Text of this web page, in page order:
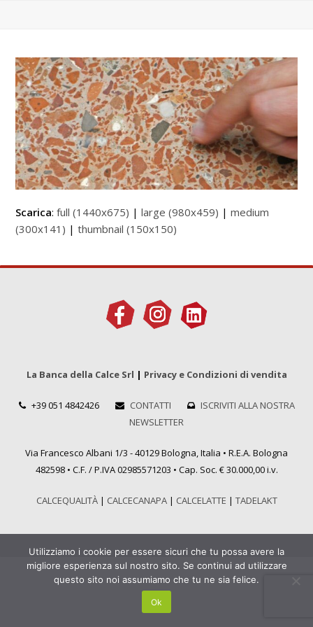
Scarica:full (1440x675) |large (980x459) |medium
(300x141) |thumbnail (150x150)
La Banca della Calce Srl | Privacy e Condizioni di vendita
+39 051 4842426 CONTATTI
ISCRIVITI ALLA NOSTRA
NEWSLETTER
Via Francesco Albani 1/3 - 40129 Bologna, Italia • R.E.A. Bologna
482598 • C.F. / P.IVA 02985571203 • Cap. Soc. € 30.000,00 i.v.
CALCEQUALITÀ| CALCECANAPA| CALCELATTE | TADELAKT
Utilizziamo i cookie per essere sicuri che tu possa avere la
migliore esperienza sul nostro sito. Se continui ad utilizzare
questo sito noi assumiamo che tu ne sia felice.
Ok